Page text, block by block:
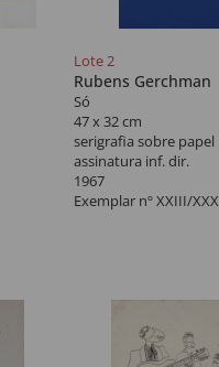
Lote 2
Rubens Gerchman
Só
47 x 32 cm
serigrafia sobre papel
assinatura inf. dir.
1967
Exemplar nº XXIII/XXX